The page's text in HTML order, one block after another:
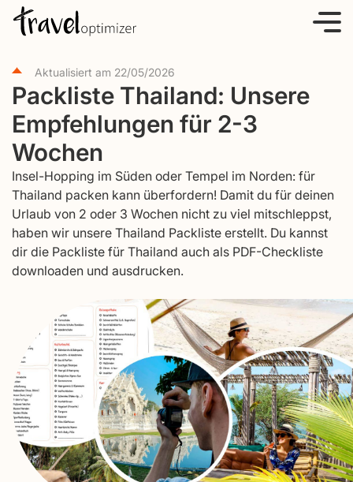
Aktualisiert am 22/05/2026
Packliste Thailand: Unsere
Empfehlungen für 2-3
Wochen
Insel-Hopping im Süden oder Tempel im Norden: für
Thailand packen kann überfordern! Damit du für deinen
Urlaub von 2 oder 3 Wochen nicht zu viel mitschleppst,
haben wir unsere Thailand Packliste erstellt. Du kannst
dir die Packliste für Thailand auch als PDF-Checkliste
downloaden und ausdrucken.